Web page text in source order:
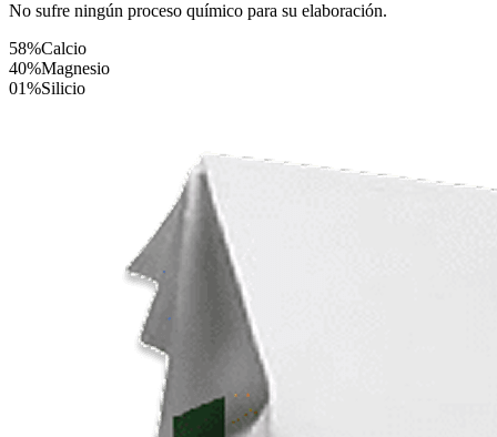
No sufre ningún proceso químico para su elaboración.
58%Calcio
40%Magnesio
01%Silicio